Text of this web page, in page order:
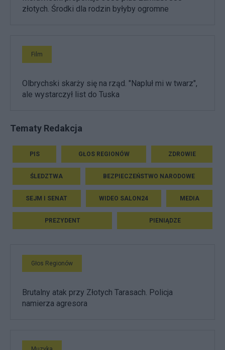
złotych. Środki dla rodzin byłyby ogromne
Film
Olbrychski skarży się na rząd. "Napluł mi w twarz",
ale wystarczył list do Tuska
Tematy Redakcja
PIS GŁOS REGIONÓW ZDROWIE
ŚLEDZTWA BEZPIECZEŃSTWO NARODOWE
SEJM I SENAT WIDEO SALON24 MEDIA
PREZYDENT PIENIĄDZE
Głos Regionów
Brutalny atak przy Złotych Tarasach. Policja
namierza agresora